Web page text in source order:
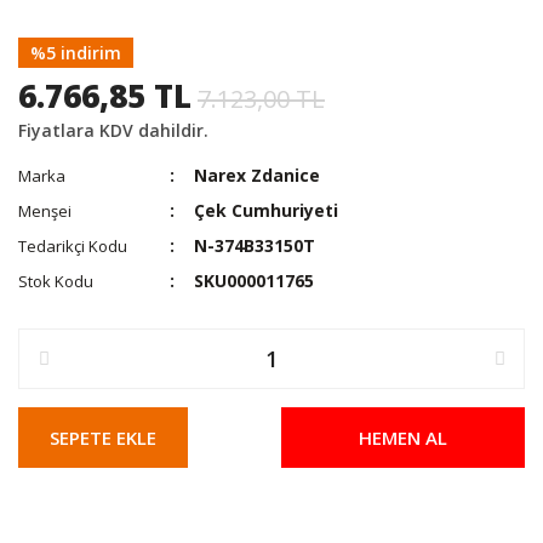
%5 indirim
6.766,85 TL 7.123,00 TL
Fiyatlara KDV dahildir.
Marka Narex Zdanice
Menşei Çek Cumhuriyeti
Tedarikçi Kodu N-374B33150T
Stok Kodu SKU000011765
SEPETE EKLE HEMEN AL